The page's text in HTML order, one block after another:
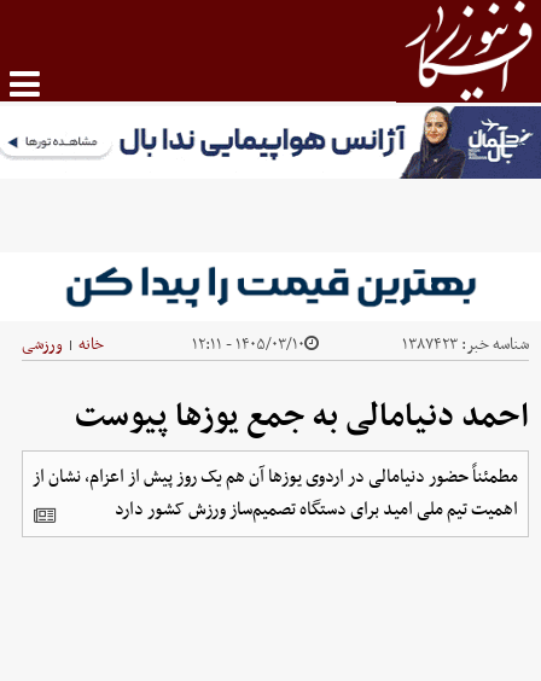
شناسه خبر:۱۳۸۷۴۲۳ ۱۴۰۵/۰۳/۱۰ - ۱۲:۱۱ خانه | ورزشی
احمد دنیامالی به جمع یوزها پیوست
مطمئناً حضور دنیامالی در اردوی یوزها آن هم یک روز پیش از اعزام، نشان از
اهمیت تیم ملی امید برای دستگاه تصمیم‌ساز ورزش کشور دارد